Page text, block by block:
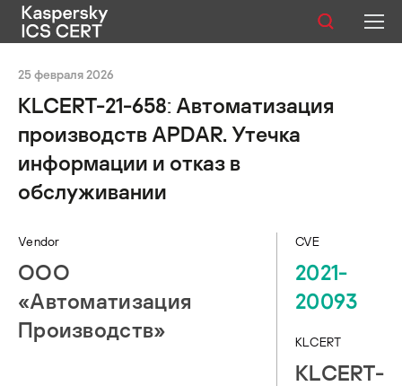
Публикации
Уязвимости
Статистика
25 февраля 2026
KLCERT-21-658: Автоматизация
производств APDAR. Утечка
информации и отказ в
обслуживании
Vendor
ООО
«Автоматизация
Производств»
CVE
2021-
20093
KLCERT
KLCERT-